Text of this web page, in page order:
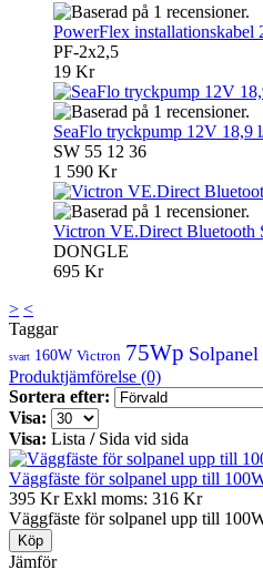
PowerFlex installationskabel
PF-2x2,5
19 Kr
SeaFlo tryckpump 12V 18,9
SW 55 12 36
1 590 Kr
Victron VE.Direct Bluetooth
DONGLE
695 Kr
> <
Taggar
svart 160W Victron 75Wp Solpanel
Produktjämförelse (0)
Sortera efter:
Visa:
Visa: Lista / Sida vid sida
Väggfäste för solpanel upp till
395 KrExkl moms: 316 Kr
Väggfäste för solpanel upp till
Jämför